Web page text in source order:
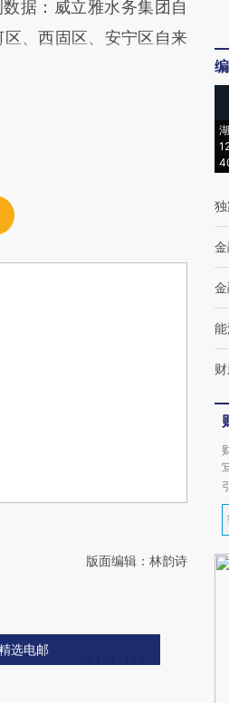
据：威立雅水务集团自
、西固区、安宁区自来
版面编辑：林韵诗
选电邮